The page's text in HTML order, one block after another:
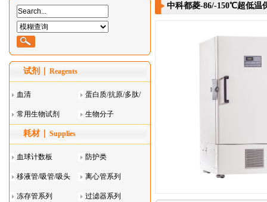
试剂 Reagents
血清 蛋白质/抗原/多肽/
酶
常用生物试剂 生物分子
耗材 Supplies
血球计数板 防护类
移液管/吸管/吸头
系列
离心管系列
冻存管系列 过滤器系列
中科都菱-86/-150℃超低温